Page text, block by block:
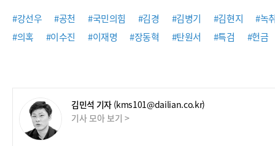
#강선우 #공천 #국민의힘 #김경 #김병기 #김현지
#녹
#의혹
#이수진 #이재명 #장동혁 #탄원서 #특검 #헌금
김민석 기자 (kms101@dailian.co.kr)
기사 모아 보기 >